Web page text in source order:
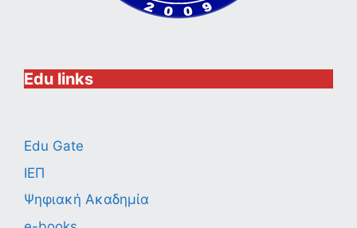
Edu links
Edu Gate
ΙΕΠ
Ψηφιακή Ακαδημία